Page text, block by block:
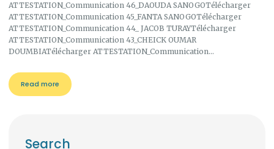
ATTESTATION_Communication 46_DAOUDA SANOGOTélécharger
ATTESTATION_Communication 45_FANTA SANOGOTélécharger
ATTESTATION_Communication 44_ JACOB TURAYTélécharger
ATTESTATION_Communication 43_CHEICK OUMAR
DOUMBIATélécharger ATTESTATION_Communication…
Read more
Search